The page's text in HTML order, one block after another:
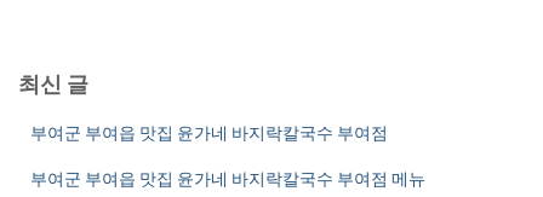
최신 글
부여군 부여읍 맛집 윤가네 바지락칼국수 부여점
부여군 부여읍 맛집 윤가네 바지락칼국수 부여점 메뉴